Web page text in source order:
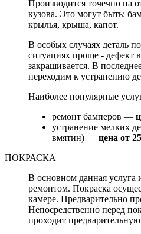
Производится точечно на
кузова. Это могут быть:
крылья, крыша, капот.
В особых случаях деталь
ситуациях проще - дефект
закрашивается. В
переходим к устранению
Наиболее популярные
ремонт бамперов —
устранение мелких
вмятин) — цена от
ПОКРАСКА
В основном данная услуга
ремонтом. Покраска
камере. Предварительно
Непосредственно перед
проходит